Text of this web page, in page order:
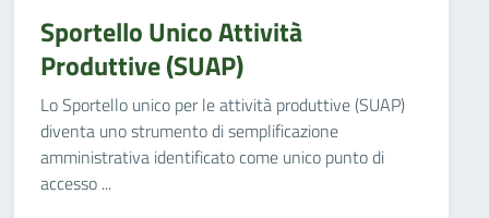
Sportello Unico Attività
Produttive (SUAP)
Lo Sportello unico per le attività produttive (SUAP)
diventa uno strumento di semplificazione
amministrativa identificato come unico punto di
accesso ...